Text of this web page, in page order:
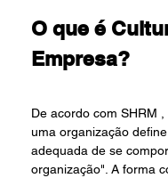
O que é
Empresa?
De acordo com SHRM
uma organização
adequada de se
organização". A forma